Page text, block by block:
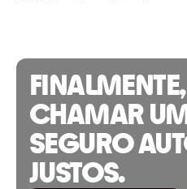
CHAMAR
SEGURO
JUSTOS.